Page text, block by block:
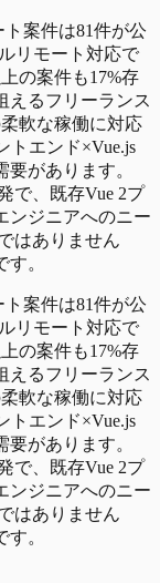
案件は81件が公
リモート対応で
の案件も17%存
えるフリーランス
軟な稼働に対応
トエンド×Vue.js
があります。
で、既存Vue 2プ
ンジニアへのニー
はありません
。
案件は81件が公
リモート対応で
の案件も17%存
えるフリーランス
軟な稼働に対応
トエンド×Vue.js
があります。
で、既存Vue 2プ
ンジニアへのニー
はありません
。